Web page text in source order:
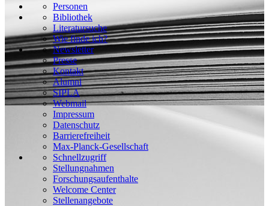
Personen
Bibliothek
Literatursuche
Wie finde ich?
Newsletter
Presse
Kontakt
Alumni
SIPLA
Webmail
Impressum
Datenschutz
Barrierefreiheit
Max-Planck-Gesellschaft
Schnellzugriff
Stellungnahmen
Forschungsaufenthalte
Welcome Center
Stellenangebote